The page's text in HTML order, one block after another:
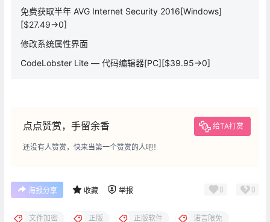
免费获取半年 AVG Internet Security 2016[Windows]
[$27.49→0]
修改系统属性界面
CodeLobster Lite — 代码编辑器[PC][$39.95→0]
点点赞赏，手留余香 给TA打赏
还没有人赞赏，快来当第一个赞赏的人吧！
海报分享 收藏 举报 0 0
文件加密 正版 正版软件 诺言限免